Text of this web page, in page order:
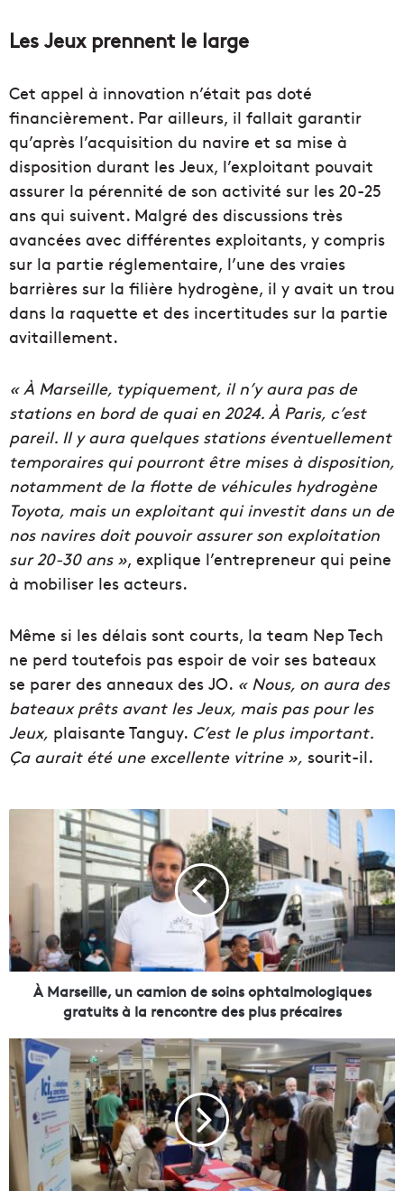
Les Jeux prennent le large
Cet appel à innovation n’était pas doté
financièrement. Par ailleurs, il fallait garantir
qu’après l’acquisition du navire et sa mise à
disposition durant les Jeux, l’exploitant pouvait
assurer la pérennité de son activité sur les 20-25
ans qui suivent. Malgré des discussions très
avancées avec différentes exploitants, y compris
sur la partie réglementaire, l’une des vraies
barrières sur la filière hydrogène, il y avait un trou
dans la raquette et des incertitudes sur la partie
avitaillement.
« À Marseille, typiquement, il n’y aura pas de
stations en bord de quai en 2024. À Paris, c’est
pareil. Il y aura quelques stations éventuellement
temporaires qui pourront être mises à disposition,
notamment de la flotte de véhicules hydrogène
Toyota, mais un exploitant qui investit dans un de
nos navires doit pouvoir assurer son exploitation
sur 20-30 ans », explique l’entrepreneur qui peine
à mobiliser les acteurs.
Même si les délais sont courts, la team Nep Tech
ne perd toutefois pas espoir de voir ses bateaux
se parer des anneaux des JO. « Nous, on aura des
bateaux prêts avant les Jeux, mais pas pour les
Jeux, plaisante Tanguy. C’est le plus important.
Ça aurait été une excellente vitrine », sourit-il.
e
i
l
l
c
a
m
o
n
d
À Marseille, un camion de soins ophtalmologiques
gratuits à la rencontre des plus précaires
D
e
s
c
e
n
t
a